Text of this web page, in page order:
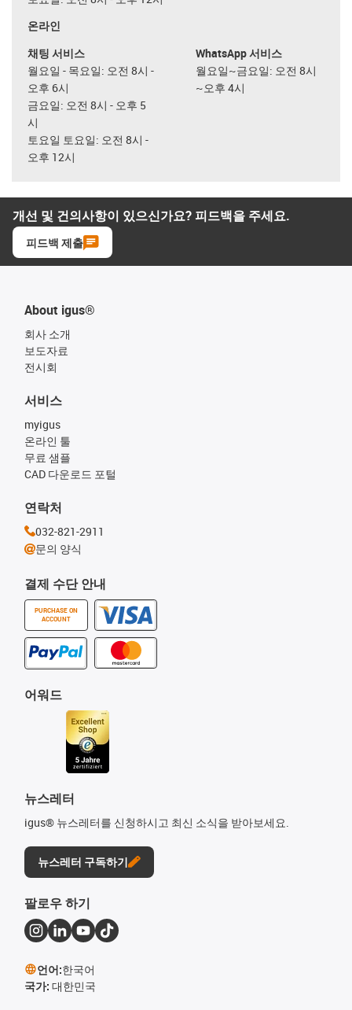
온라인
채팅 서비스
월요일 - 목요일: 오전 8시 -
오후 6시
금요일: 오전 8시 - 오후 5
시
토요일 토요일: 오전 8시 -
오후 12시
WhatsApp 서비스
월요일~금요일: 오전 8시
~오후 4시
개선 및 건의사항이 있으신가요? 피드백을 주세요.
피드백 제출
About igus®
회사 소개
보도자료
전시회
결제 수단 안내
PURCHASE ON
ACCOUNT
서비스
myigus
온라인 툴
무료 샘플
CAD 다운로드 포털
어워드
뉴스레터
igus® 뉴스레터를 신청하시고 최신 소식을 받아보세요.
뉴스레터 구독하기
연락처
032-821-2911
문의 양식
팔로우 하기
언어:한국어
국가: 대한민국